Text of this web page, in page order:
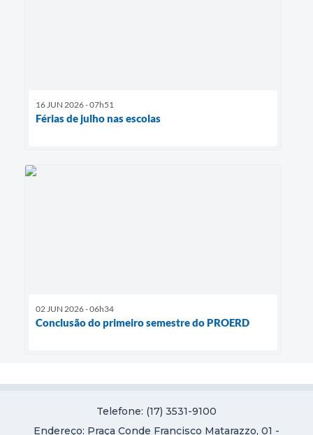
16 JUN 2026 - 07h51
Férias de julho nas escolas
02 JUN 2026 - 06h34
Conclusão do primeiro semestre do PROERD
Telefone: (17) 3531-9100
Endereço: Praça Conde Francisco Matarazzo, 01 -